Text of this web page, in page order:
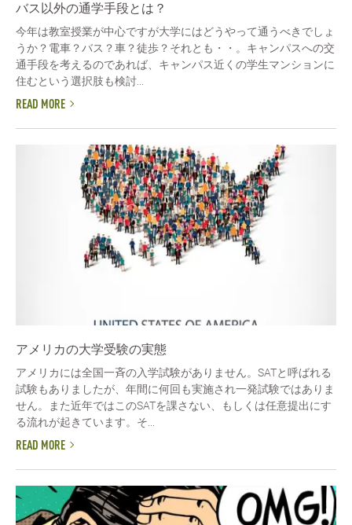
バス以外の通学手段とは？
今年は教室授業が中心ですが大学にはどうやって通うべきでしょ
うか？電車？バス？車？徒歩？それとも・・。キャンパスへの交
通手段を考えるのであれば、キャンパス近くの学生マンションに
住むという選択肢も検討...
READ MORE
アメリカの大学受験の実態
アメリカには全国一斉の入学試験がありません。SATと呼ばれる
試験もありましたが、年間に何回も実施され一発試験ではありま
せん。また近年ではこのSATを課さない、もしくは任意提出にす
る流れが起きています。そ...
READ MORE